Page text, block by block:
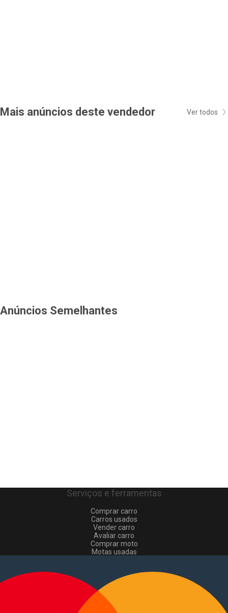
Mais anúncios deste vendedor Ver todos
Anúncios Semelhantes
Serviços e ferramentas
Comprar carro
Carros usados
Vender carro
Avaliar carro
Comprar moto
Motas usadas
Comerciais usados
Vender comerciais
Informações